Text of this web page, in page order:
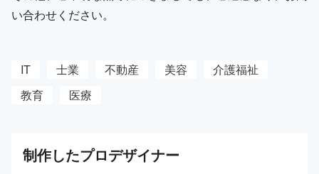
い合わせください。
IT 士業 不動産 美容
介護福祉
教育
医療
制作したプロデザイナー